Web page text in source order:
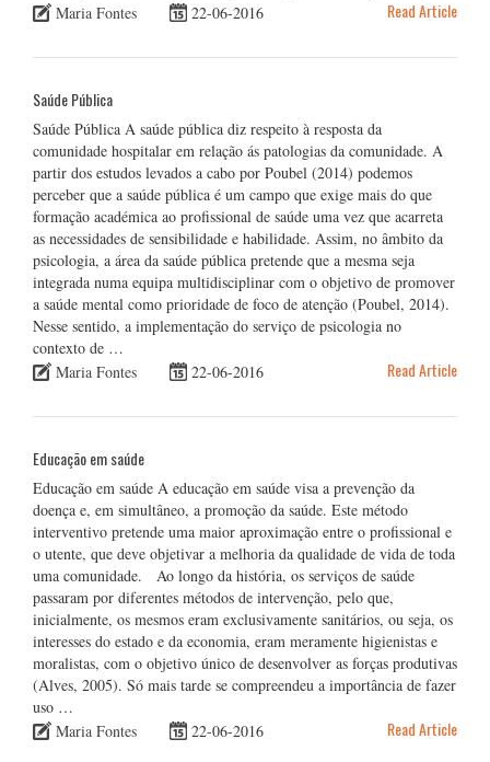
Maria Fontes
22-06-2016 Read Article
Saúde Pública
Saúde Pública A saúde pública diz respeito à resposta da
comunidade hospitalar em relação ás patologias da comunidade. A
partir dos estudos levados a cabo por Poubel (2014) podemos
perceber que a saúde pública é um campo que exige mais do que
formação académica ao profissional de saúde uma vez que acarreta
as necessidades de sensibilidade e habilidade. Assim, no âmbito da
psicologia, a área da saúde pública pretende que a mesma seja
integrada numa equipa multidisciplinar com o objetivo de promover
a saúde mental como prioridade de foco de atenção (Poubel, 2014).
Nesse sentido, a implementação do serviço de psicologia no
contexto de …
Maria Fontes
22-06-2016 Read Article
Educação em saúde
Educação em saúde A educação em saúde visa a prevenção da
doença e, em simultâneo, a promoção da saúde. Este método
interventivo pretende uma maior aproximação entre o profissional e
o utente, que deve objetivar a melhoria da qualidade de vida de toda
uma comunidade. Ao longo da história, os serviços de saúde
passaram por diferentes métodos de intervenção, pelo que,
inicialmente, os mesmos eram exclusivamente sanitários, ou seja, os
interesses do estado e da economia, eram meramente higienistas e
moralistas, com o objetivo único de desenvolver as forças produtivas
(Alves, 2005). Só mais tarde se compreendeu a importância de fazer
uso …
Maria Fontes
22-06-2016 Read Article